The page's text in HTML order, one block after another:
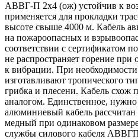
АВВГ-П 2х4 (ож) устойчив к
применяется для прокладки
высоте свыше 4000 м. Кабель
на пожароопасных и
соответствии с сертификатом
не распространяет горение
к вибрации. При необходимости
изготавливают тропического
грибка и плесени. Кабель схож
аналогом. Единственное, нужно
алюминиевый кабель
медный при одинаковом
службы силового кабеля АВВГП